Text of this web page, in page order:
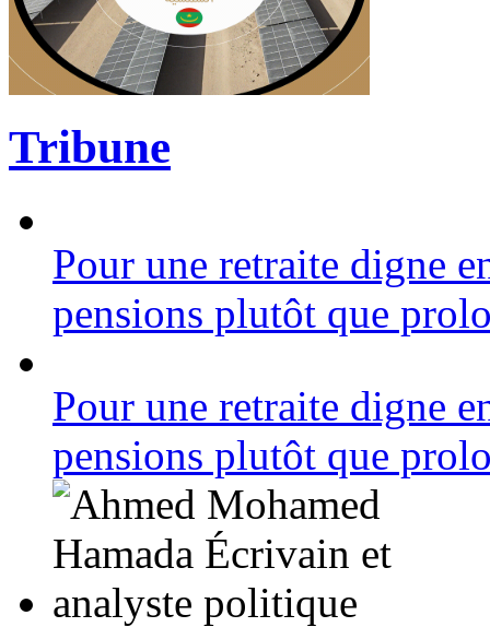
Tribune
Pour une retraite digne
pensions plutôt que
Pour une retraite digne
pensions plutôt que